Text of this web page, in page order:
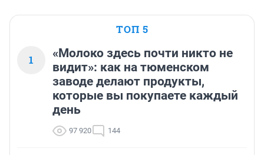
ТОП 5
1
«Молоко здесь почти никто не
видит»: как на тюменском
заводе делают продукты,
которые вы покупаете каждый
день
97 920 144